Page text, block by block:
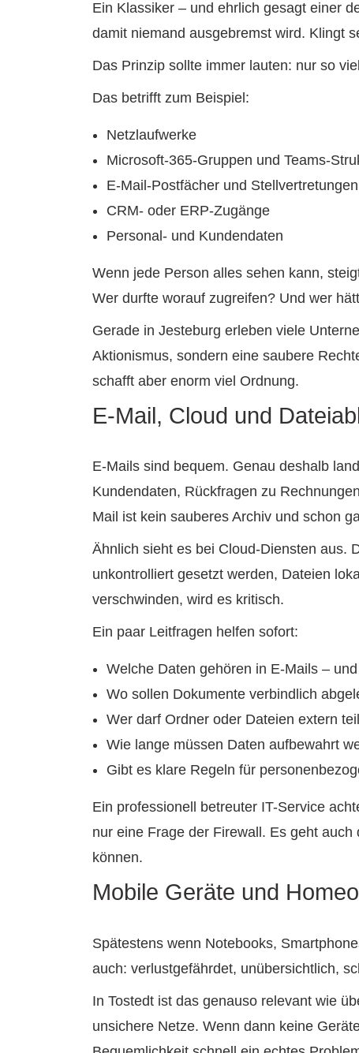
Ein Klassiker – und ehrlich gesagt einer
damit niemand ausgebremst wird. Klingt
Das Prinzip sollte immer lauten: nur so
Das betrifft zum Beispiel:
Netzlaufwerke
Microsoft-365-Gruppen und Teams-
E-Mail-Postfächer und Stellvertretungen
CRM- oder ERP-Zugänge
Personal- und Kundendaten
Wenn jede Person alles sehen kann,
Wer durfte worauf zugreifen? Und wer
Gerade in Jesteburg erleben viele
Aktionismus, sondern eine saubere
schafft aber enorm viel Ordnung.
E-Mail, Cloud und
E-Mails sind bequem. Genau deshalb
Kundendaten, Rückfragen zu
Mail ist kein sauberes Archiv und schon
Ähnlich sieht es bei Cloud-Diensten aus.
unkontrolliert gesetzt werden, Dateien
verschwinden, wird es kritisch.
Ein paar Leitfragen helfen sofort:
Welche Daten gehören in E-Mails –
Wo sollen Dokumente verbindlich
Wer darf Ordner oder Dateien extern
Wie lange müssen Daten aufbewahrt
Gibt es klare Regeln für
Ein professionell betreuter IT-Service
nur eine Frage der Firewall. Es geht
können.
Mobile Geräte und
Spätestens wenn Notebooks,
auch: verlustgefährdet, unübersichtlich,
In Tostedt ist das genauso relevant wie
unsichere Netze. Wenn dann keine